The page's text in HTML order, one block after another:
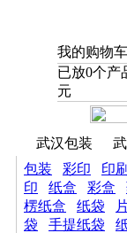
我的购物车
已放0个产
元
武汉包装
包装
彩印 印刷
印
纸盒 彩盒
楞纸盒
纸袋
袋
手提纸袋